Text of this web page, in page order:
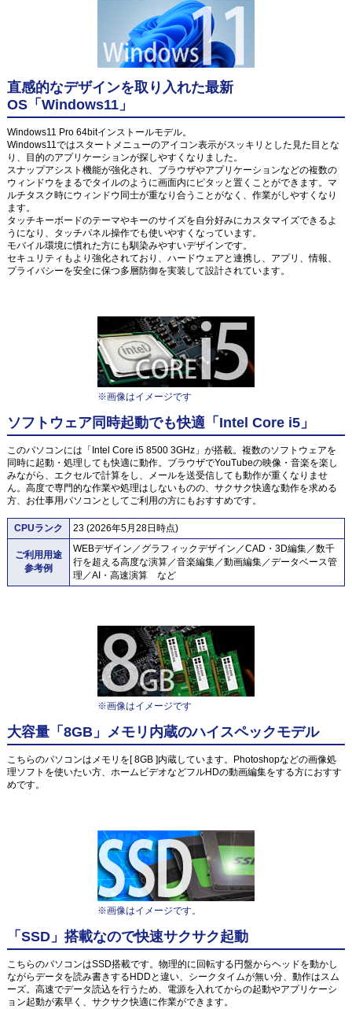
直感的なデザインを取り入れた最新
OS「Windows11」
Windows11 Pro 64bitインストールモデル。
Windows11ではスタートメニューのアイコン表示がスッキリとした見た目とな
り、目的のアプリケーションが探しやすくなりました。
スナップアシスト機能が強化され、ブラウザやアプリケーションなどの複数の
ウィンドウをまるでタイルのように画面内にピタッと置くことができます。マ
ルチタスク時にウィンドウ同士が重なり合うことがなく、作業がしやすくなり
ます。
タッチキーボードのテーマやキーのサイズを自分好みにカスタマイズできるよ
うになり、タッチパネル操作でも使いやすくなっています。
モバイル環境に慣れた方にも馴染みやすいデザインです。
セキュリティもより強化されており、ハードウェアと連携し、アプリ、情報、
プライバシーを安全に保つ多層防御を実装して設計されています。
※画像はイメージです
ソフトウェア同時起動でも快適「Intel Core i5」
このパソコンには「Intel Core i5 8500 3GHz」が搭載。複数のソフトウェアを
同時に起動・処理しても快適に動作。ブラウザでYouTubeの映像・音楽を楽し
みながら、エクセルで計算をし、メールを送受信しても動作が重くなりませ
ん。高度で専門的な作業や処理はしないものの、サクサク快適な動作を求める
方、お仕事用パソコンとしてご利用の方にもおすすめです。
CPUランク 23 (2026年5月28日時点)
ご利用用途
参考例
WEBデザイン／グラフィックデザイン／CAD・3D編集／数千
行を超える高度な演算／音楽編集／動画編集／データベース管
理／AI・高速演算 など
※画像はイメージです
大容量「8GB」メモリ内蔵のハイスペックモデル
こちらのパソコンはメモリを[ 8GB ]内蔵しています。Photoshopなどの画像処
理ソフトを使いたい方、ホームビデオなどフルHDの動画編集をする方におすす
めです。
※画像はイメージです。
「SSD」搭載なので快速サクサク起動
こちらのパソコンはSSD搭載です。物理的に回転する円盤からヘッドを動かし
ながらデータを読み書きするHDDと違い、シークタイムが無い分、動作はスム
ーズ。高速でデータ読込を行うため、電源を入れてからの起動やアプリケーシ
ョン起動が素早く、サクサク快適に作業ができます。